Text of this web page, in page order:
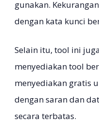
gunakan.
dengan kata kunci
Selain itu, tool ini
menyediakan tool
menyediakan gratis
dengan saran dan
secara terbatas.